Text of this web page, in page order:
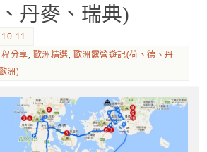
丹麥、瑞典)
11
分享, 歐洲精選, 歐洲露營遊記(荷、德、丹
洲)